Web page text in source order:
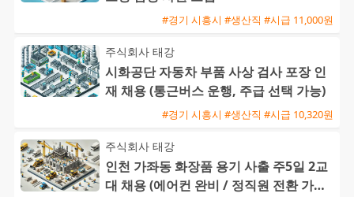
#경기 시흥시 #생산직 #시급 11,000원
주식회사 태강
시화공단 자동차 부품 사상 검사 포장 인
재 채용 (통근버스 운행, 주급 선택 가능)
#경기 시흥시 #생산직 #시급 10,320원
주식회사 태강
인천 가좌동 화장품 용기 사출 주5일 2교
대 채용 (에어컨 완비 / 정직원 전환 가능 /